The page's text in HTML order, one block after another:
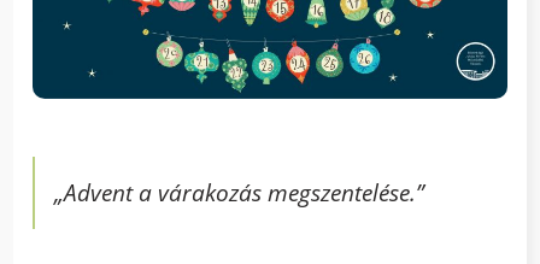
„Advent a várakozás megszentelése.”